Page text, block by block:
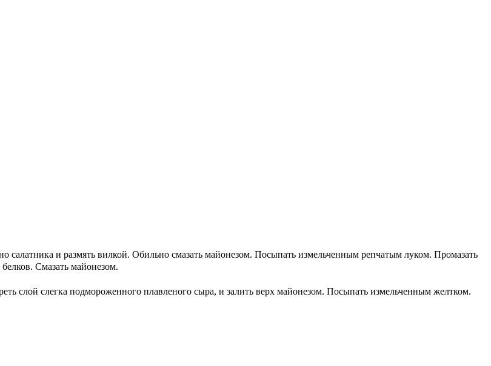
и размять вилкой. Обильно смазать майонезом. Посыпать измельченным репчатым луком. Промазать
Смазать майонезом.
слой слегка подмороженного плавленого сыра, и залить верх майонезом. Посыпать измельченным желтком.